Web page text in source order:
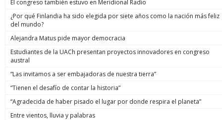
El congreso también estuvo en Meridional Radio
¿Por qué Finlandia ha sido elegida por siete años como la nación más feliz
del mundo?
Alejandra Matus pide mayor democracia
Estudiantes de la UACh presentan proyectos innovadores en congreso
austral
“Las invitamos a ser embajadoras de nuestra tierra”
“Tienen el desafío de contar la historia”
“Agradecida de haber pisado el lugar por donde respira el planeta”
Entre vientos, lluvia y palabras